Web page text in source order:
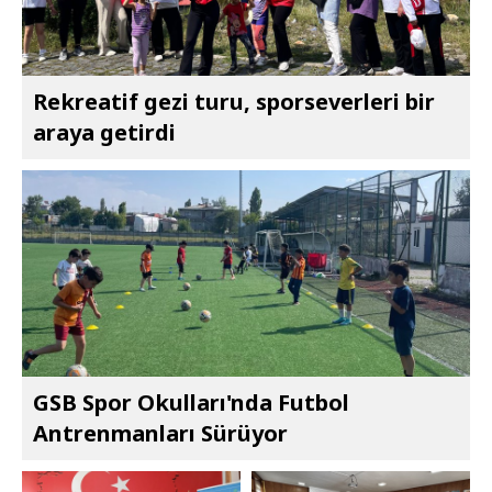
Rekreatif gezi turu, sporseverleri bir
araya getirdi
GSB Spor Okulları'nda Futbol
Antrenmanları Sürüyor